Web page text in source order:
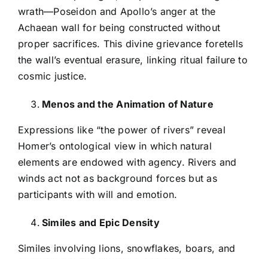
wrath—Poseidon and Apollo’s anger at the
Achaean wall for being constructed without
proper sacrifices. This divine grievance foretells
the wall’s eventual erasure, linking ritual failure to
cosmic justice.
Menos and the Animation of Nature
Expressions like “the power of rivers” reveal
Homer’s ontological view in which natural
elements are endowed with agency. Rivers and
winds act not as background forces but as
participants with will and emotion.
Similes and Epic Density
Similes involving lions, snowflakes, boars, and